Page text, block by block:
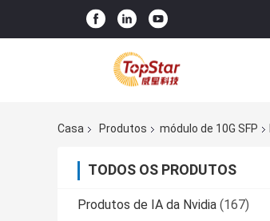
Casa Produtos módulo de 10G SFP
TODOS OS PRODUTOS
Produtos de IA da Nvidia (167)